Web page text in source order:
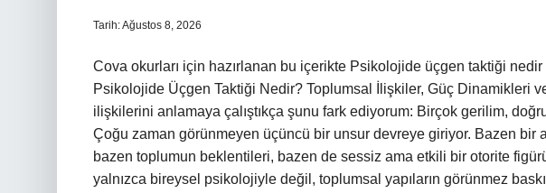
Tarih: Ağustos 8, 2026
Cova okurları için hazırlanan bu içerikte Psikolojide üçgen taktiği
Psikolojide Üçgen Taktiği Nedir? Toplumsal İlişkiler, Güç Dinamikleri
ilişkilerini anlamaya çalıştıkça şunu fark ediyorum: Birçok gerilim,
Çoğu zaman görünmeyen üçüncü bir unsur devreye giriyor. Bazen bir
bazen toplumun beklentileri, bazen de sessiz ama etkili bir otorite
yalnızca bireysel psikolojiyle değil, toplumsal yapıların görünmez